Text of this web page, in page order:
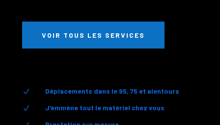
VOIR TOUS LES SERVICES
N Déplacements dans le 95, 75 et alentours
N J'emmène tout le matériel chez vous